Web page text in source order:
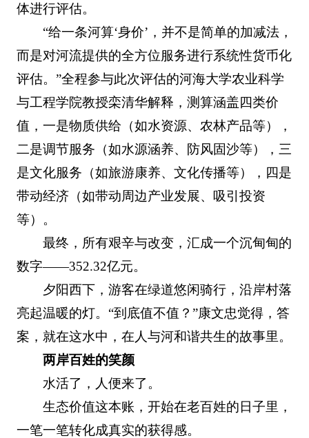
体进行评估。
“给一条河算‘身价’，并不是简单的加减法，
而是对河流提供的全方位服务进行系统性货币化
评估。”全程参与此次评估的河海大学农业科学
与工程学院教授栾清华解释，测算涵盖四类价
值，一是物质供给（如水资源、农林产品等），
二是调节服务（如水源涵养、防风固沙等），三
是文化服务（如旅游康养、文化传播等），四是
带动经济（如带动周边产业发展、吸引投资
等）。
最终，所有艰辛与改变，汇成一个沉甸甸的
数字——352.32亿元。
夕阳西下，游客在绿道悠闲骑行，沿岸村落
亮起温暖的灯。“到底值不值？”康文忠觉得，答
案，就在这水中，在人与河和谐共生的故事里。
两岸百姓的笑颜
水活了，人便来了。
生态价值这本账，开始在老百姓的日子里，
一笔一笔转化成真实的获得感。